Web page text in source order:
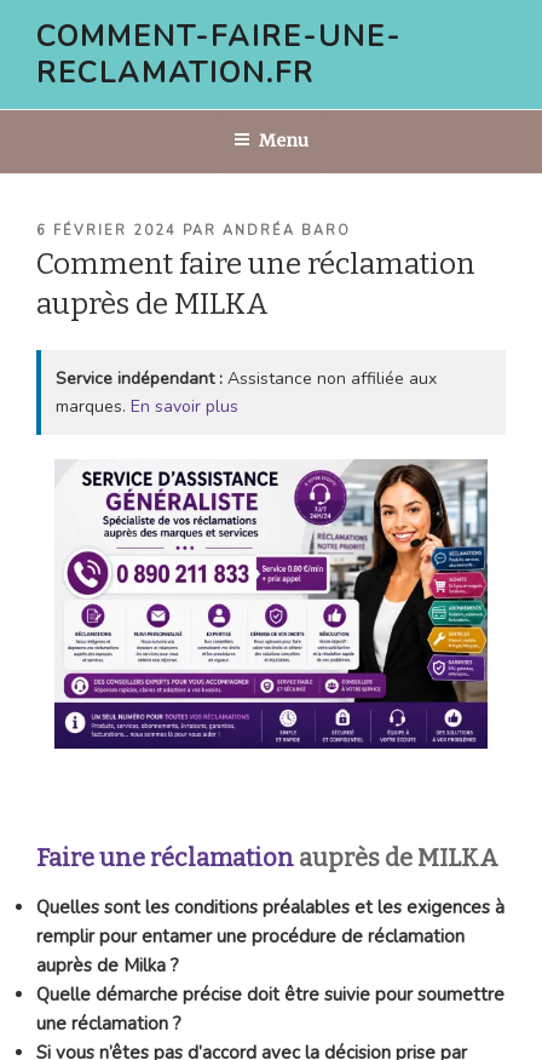
contenu
COMMENT-FAIRE-UNE-
RECLAMATION.FR
Menu
PUBLIÉ
LE
6 FÉVRIER 2024 PAR ANDRÉA BARO
Comment faire une réclamation
auprès de MILKA
Service indépendant : Assistance non affiliée aux
marques. En savoir plus
Faire une réclamation auprès de MILKA
Quelles sont les conditions préalables et les exigences à
remplir pour entamer une procédure de réclamation
auprès de Milka ?
Quelle démarche précise doit être suivie pour soumettre
une réclamation ?
Si vous n’êtes pas d’accord avec la décision prise par